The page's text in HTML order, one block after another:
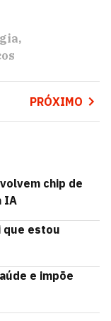
PRÓXIMO
chip de
IA
que estou
e impõe